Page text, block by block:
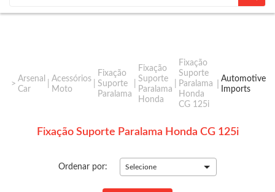
Arsenal
Car
Acessórios
Moto
Fixação
Suporte
Paralama
Fixação
Suporte
Paralama
Honda
Fixação
Suporte
Paralama
Honda
CG 125i
Automotive
Imports
Fixação Suporte Paralama Honda CG 125i
Ordenar por: Selecione